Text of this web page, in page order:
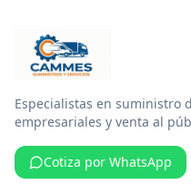
Especialistas en suministro
empresariales y venta al
Cotiza por WhatsApp